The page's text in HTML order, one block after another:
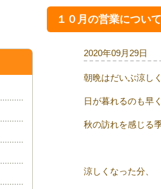
１０月の営業について
2020年09月29日
朝晩はだいぶ涼し
日が暮れるのも早く
秋の訪れを感じる
涼しくなった分、